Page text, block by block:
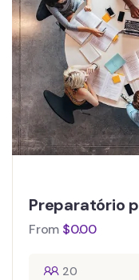
Preparatório
From $0.00
20